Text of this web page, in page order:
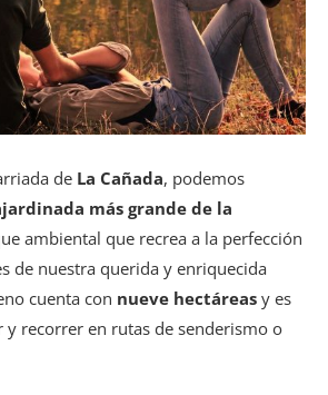
de La Cañada, podemos
más grande de la
ambiental que recrea a la perfección
de nuestra querida y enriquecida
cuenta con nueve hectáreas y es
y recorrer en rutas de senderismo o